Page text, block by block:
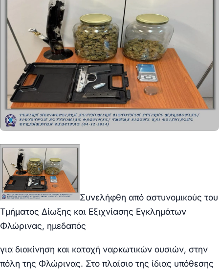
Συνελήφθη από αστυνομικούς του
Τμήματος Δίωξης και Εξιχνίασης Εγκλημάτων
Φλώρινας, ημεδαπός
για διακίνηση και κατοχή ναρκωτικών ουσιών, στην
πόλη της Φλώρινας. Στο πλαίσιο της ίδιας υπόθεσης